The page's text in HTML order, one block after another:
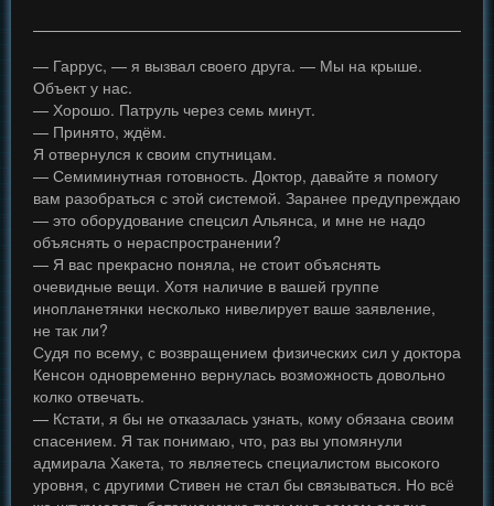
— Гаррус, — я вызвал своего друга. — Мы на крыше.
Объект у нас.
— Хорошо. Патруль через семь минут.
— Принято, ждём.
Я отвернулся к своим спутницам.
— Семиминутная готовность. Доктор, давайте я помогу
вам разобраться с этой системой. Заранее предупреждаю
— это оборудование спецсил Альянса, и мне не надо
объяснять о нераспространении?
— Я вас прекрасно поняла, не стоит объяснять
очевидные вещи. Хотя наличие в вашей группе
инопланетянки несколько нивелирует ваше заявление,
не так ли?
Судя по всему, с возвращением физических сил у доктора
Кенсон одновременно вернулась возможность довольно
колко отвечать.
— Кстати, я бы не отказалась узнать, кому обязана своим
спасением. Я так понимаю, что, раз вы упомянули
адмирала Хакета, то являетесь специалистом высокого
уровня, с другими Стивен не стал бы связываться. Но всё